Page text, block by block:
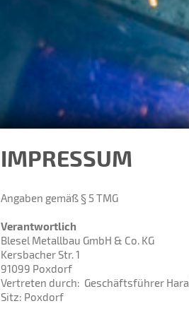
IMPRESSUM
Angaben gemäß § 5 TMG
Verantwortlich
Blesel Metallbau GmbH & Co. KG
Kersbacher Str. 1
91099 Poxdorf
Vertreten durch: Geschäftsführer
Sitz: Poxdorf